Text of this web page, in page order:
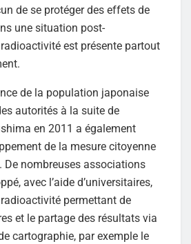
de se protéger des effets de
une situation post-
est présente partout
de la population japonaise
autorités à la suite de
en 2011 a également
de la mesure citoyenne
De nombreuses associations
avec l’aide d’universitaires,
permettant de
et le partage des résultats via
cartographie, par exemple le